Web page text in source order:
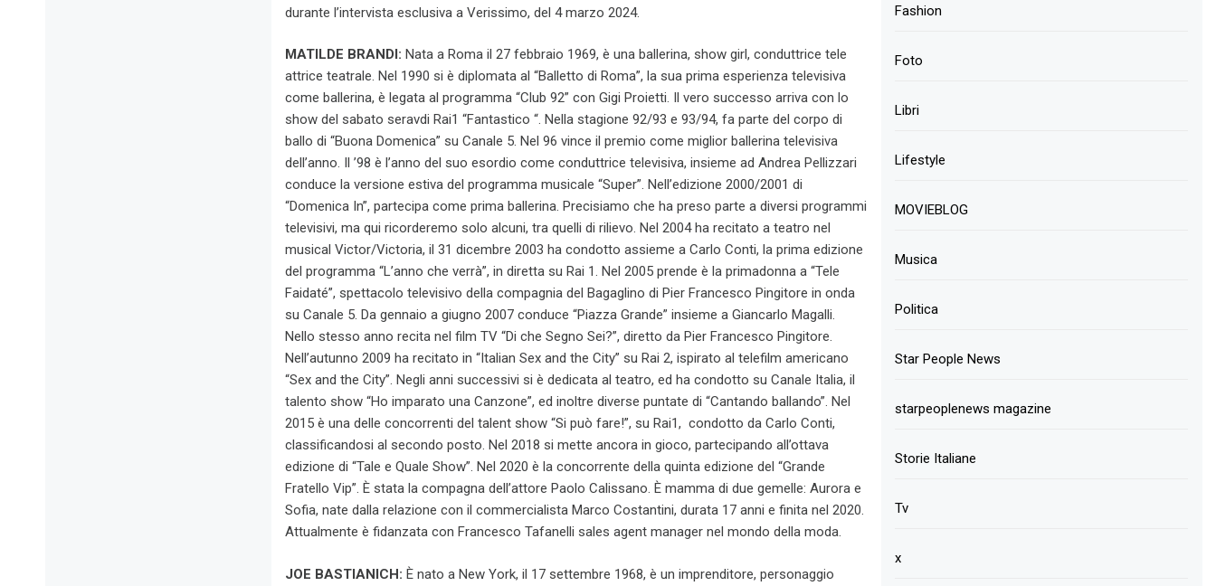
durante l’intervista esclusiva a Verissimo, del 4 marzo 2024.
MATILDE BRANDI: Nata a Roma il 27 febbraio 1969, è una ballerina, show girl, conduttrice tele
attrice teatrale. Nel 1990 si è diplomata al “Balletto di Roma”, la sua prima esperienza televisiva
come ballerina, è legata al programma “Club 92” con Gigi Proietti. Il vero successo arriva con lo
show del sabato seravdi Rai1 “Fantastico “. Nella stagione 92/93 e 93/94, fa parte del corpo di
ballo di “Buona Domenica” su Canale 5. Nel 96 vince il premio come miglior ballerina televisiva
dell’anno. Il ’98 è l’anno del suo esordio come conduttrice televisiva, insieme ad Andrea Pellizzari
conduce la versione estiva del programma musicale “Super”. Nell’edizione 2000/2001 di
“Domenica In”, partecipa come prima ballerina. Precisiamo che ha preso parte a diversi programmi
televisivi, ma qui ricorderemo solo alcuni, tra quelli di rilievo. Nel 2004 ha recitato a teatro nel
musical Victor/Victoria, il 31 dicembre 2003 ha condotto assieme a Carlo Conti, la prima edizione
del programma “L’anno che verrà”, in diretta su Rai 1. Nel 2005 prende è la primadonna a “Tele
Faidaté”, spettacolo televisivo della compagnia del Bagaglino di Pier Francesco Pingitore in onda
su Canale 5. Da gennaio a giugno 2007 conduce “Piazza Grande” insieme a Giancarlo Magalli.
Nello stesso anno recita nel film TV “Di che Segno Sei?”, diretto da Pier Francesco Pingitore.
Nell’autunno 2009 ha recitato in “Italian Sex and the City” su Rai 2, ispirato al telefilm americano
“Sex and the City”. Negli anni successivi si è dedicata al teatro, ed ha condotto su Canale Italia, il
talento show “Ho imparato una Canzone”, ed inoltre diverse puntate di “Cantando ballando”. Nel
2015 è una delle concorrenti del talent show “Si può fare!”, su Rai1, condotto da Carlo Conti,
classificandosi al secondo posto. Nel 2018 si mette ancora in gioco, partecipando all’ottava
edizione di “Tale e Quale Show”. Nel 2020 è la concorrente della quinta edizione del “Grande
Fratello Vip”. È stata la compagna dell’attore Paolo Calissano. È mamma di due gemelle: Aurora e
Sofia, nate dalla relazione con il commercialista Marco Costantini, durata 17 anni e finita nel 2020.
Attualmente è fidanzata con Francesco Tafanelli sales agent manager nel mondo della moda.
JOE BASTIANICH: È nato a New York, il 17 settembre 1968, è un imprenditore, personaggio
Fashion
Foto
Libri
Lifestyle
MOVIEBLOG
Musica
Politica
Star People News
starpeoplenews magazine
Storie Italiane
Tv
x